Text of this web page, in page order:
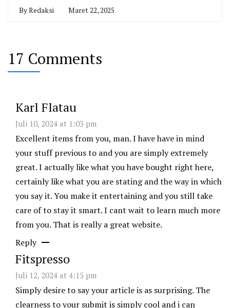
ByRedaksi Maret 22, 2025
17 Comments
Karl Flatau
Juli 10, 2024 at 1:03 pm
Excellent items from you, man. I have have in mind
your stuff previous to and you are simply extremely
great. I actually like what you have bought right here,
certainly like what you are stating and the way in which
you say it. You make it entertaining and you still take
care of to stay it smart. I cant wait to learn much more
from you. That is really a great website.
Reply
Fitspresso
Juli 12, 2024 at 4:15 pm
Simply desire to say your article is as surprising. The
clearness to your submit is simply cool and i can